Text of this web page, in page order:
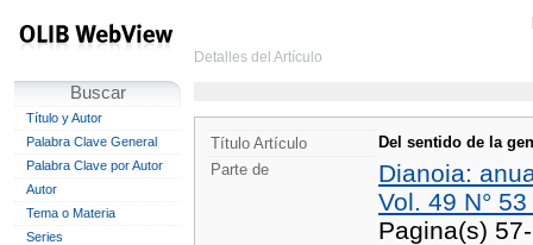
Buscar
Título y Autor
Palabra Clave General
Palabra Clave por Autor
Autor
Tema o Materia
Series
Detalles del Artículo
Título Artículo
Del sentido de la
Parte de
Dianoia:
Vol. 49 N°
Pagina(s)